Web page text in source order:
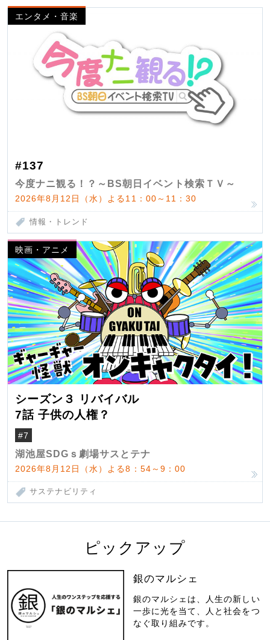
エンタメ・音楽
#137
今度ナニ観る！？～BS朝日イベント検索ＴＶ～
2026年8月12日（水）よる11：00～11：30
情報・トレンド
映画・アニメ
シーズン３ リバイバル
7話 子供の人権？
#7
湖池屋SDGｓ劇場サスとテナ
2026年8月12日（水）よる8：54～9：00
サステナビリティ
ピックアップ
銀のマルシェ
銀のマルシェは、人生の新しい
一歩に光を当て、人と社会をつ
なぐ取り組みです。